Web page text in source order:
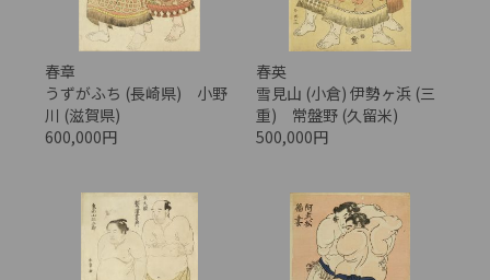
春章
うずがふち (長崎県) 小野
川 (滋賀県)
600,000円
春英
雪見山 (小倉) 伊勢ヶ浜 (三
重) 常盤野 (久留米)
500,000円